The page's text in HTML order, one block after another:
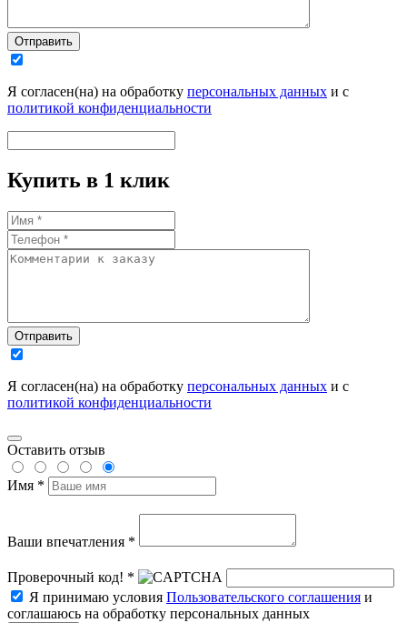
Отправить
Я согласен(на) на обработку персональных данных и с
политикой конфиденциальности
Купить в 1 клик
Отправить
Я согласен(на) на обработку персональных данных и с
политикой конфиденциальности
Оставить отзыв
Имя *
Ваши впечатления *
Проверочный код! *
Я принимаю условия Пользовательского соглашения и
соглашаюсь на обработку персональных данных